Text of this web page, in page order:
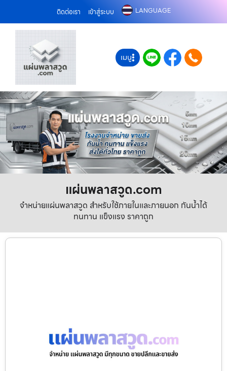
ติดต่อเรา เข้าสู่ระบบ LANGUAGE
เมนู
แผ่นพลาสวูด.com
จำหน่ายแผ่นพลาสวูด สำหรับใช้ภายในและภายนอก กันน้ำได้
ทนทาน แข็งแรง ราคาถูก